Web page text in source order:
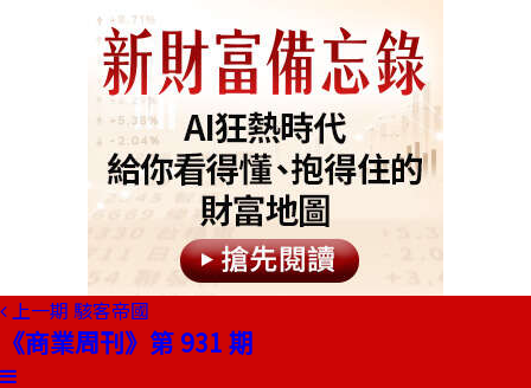
上一期 駭客帝國
《商業周刊》第 931 期